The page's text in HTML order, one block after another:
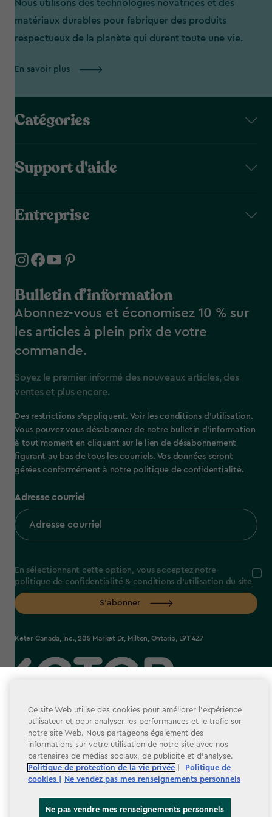
Vous semblez nous rejoindre depuis un autre pays. À
quel magasin souhaitez-vous faire vos achats?
Nous utilisons des technologies novatrices et des
matériaux durables pour fabriquer des produits
respectueux de la planète qui durent toute une vie.
En savoir plus
Catégories
Support d'aide
Entreprise
Bulletin d’information
Abonnez-vous et économisez 10 % sur
les articles à plein prix de votre
commande.
Soyez le premier informé des nouveaux articles, des
ventes et plus encore.
Des restrictions s’appliquent. Voir les conditions d’utilisation.
Vous pouvez vous désabonner de notre bulletin d’information
à tout moment en cliquant sur le lien de désabonnement
figurant au bas de tous les courriels. Vos données seront
gérées conformément à notre politique de confidentialité.
Adresse courriel
En sélectionnant cette option, vous acceptez notre
politique de confidentialité & conditions d'utilisation du site
S’abonner
Keter Canada, Inc., 205 Market Dr, Milton, Ontario, L9T 4Z7
label.payment
Termes et conditions
Accessibilité
Ce site Web utilise des cookies pour améliorer l’expérience
utilisateur et pour analyser les performances et le trafic sur
notre site Web. Nous partageons également des
informations sur votre utilisation de notre site avec nos
partenaires de médias sociaux, de publicité et d’analyse.
Politique de protection de la vie privée
Politique de
cookies |
Ne vendez pas mes renseignements personnels
Ne pas vendre mes renseignements personnels